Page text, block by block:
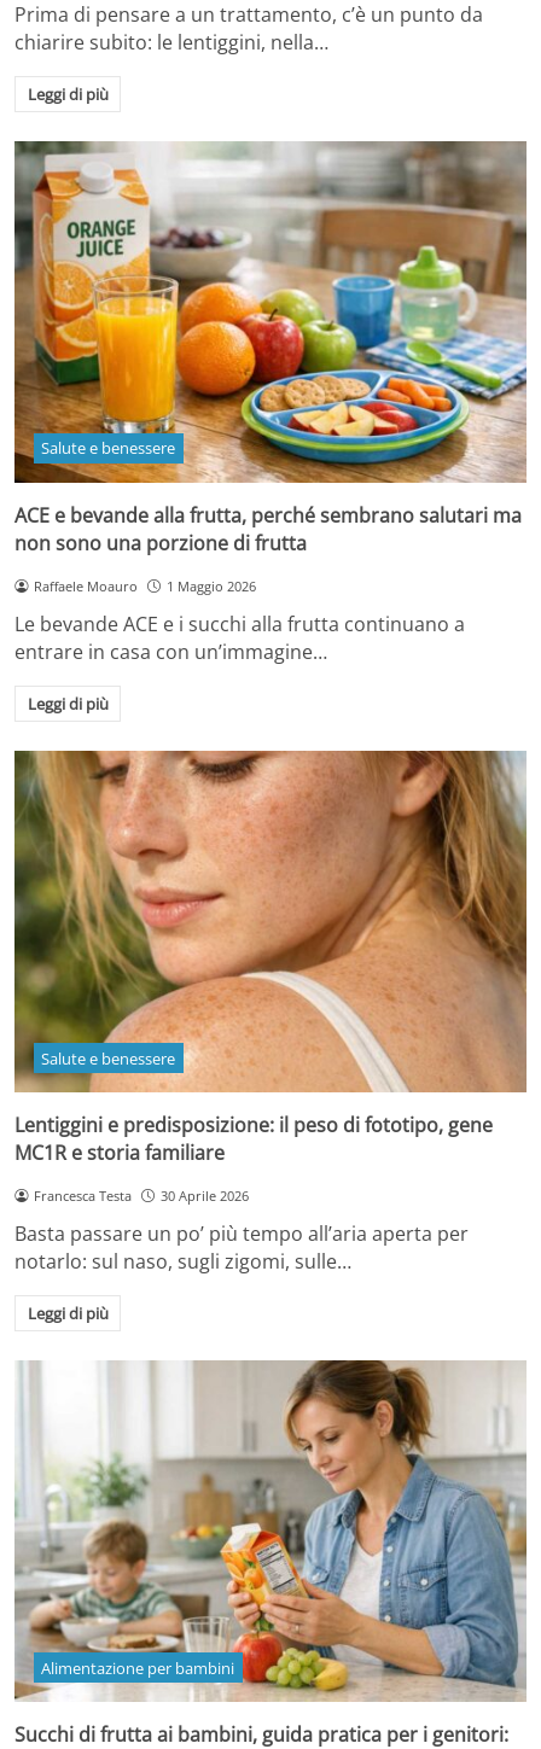
Prima di pensare a un trattamento, c’è un punto da
chiarire subito: le lentiggini, nella…
Leggi di più
Salute e benessere
ACE e bevande alla frutta, perché sembrano salutari ma
non sono una porzione di frutta
Raffaele Moauro 1 Maggio 2026
Le bevande ACE e i succhi alla frutta continuano a
entrare in casa con un’immagine…
Leggi di più
Salute e benessere
Lentiggini e predisposizione: il peso di fototipo, gene
MC1R e storia familiare
Francesca Testa 30 Aprile 2026
Basta passare un po’ più tempo all’aria aperta per
notarlo: sul naso, sugli zigomi, sulle…
Leggi di più
Alimentazione per bambini
Succhi di frutta ai bambini, guida pratica per i genitori: